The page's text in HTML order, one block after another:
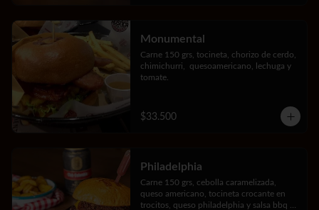
Monumental
Carne 150 grs, tocineta, chorizo de cerdo,
chimichurri,  quesoamericano, lechuga y
tomate.
$33.500
Philadelphia
Carne 150 grs, cebolla caramelizada,
queso americano, tocineta crocante en
trocitos, queso philadelphia y salsa bbq